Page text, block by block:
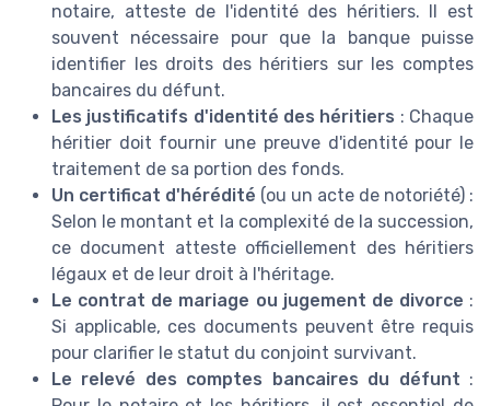
notaire, atteste de l'identité des héritiers. Il est
souvent nécessaire pour que la banque puisse
identifier les droits des héritiers sur les comptes
bancaires du défunt.
Les justificatifs d'identité des héritiers : Chaque
héritier doit fournir une preuve d'identité pour le
traitement de sa portion des fonds.
Un certificat d'hérédité (ou un acte de notoriété) :
Selon le montant et la complexité de la succession,
ce document atteste officiellement des héritiers
légaux et de leur droit à l'héritage.
Le contrat de mariage ou jugement de divorce :
Si applicable, ces documents peuvent être requis
pour clarifier le statut du conjoint survivant.
Le relevé des comptes bancaires du défunt :